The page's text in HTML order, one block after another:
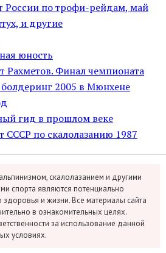
России по трофи-рейдам, май
и другие
юность
Рахметов. Финал чемпионата
2005 в Мюнхене
гид в прошлом веке
СССР по скалолазанию 1987
скалолазанием и другими
спорта являются потенциально
и жизни. Все материалы сайта
в ознакомительных целях.
за использование данной
условиях.